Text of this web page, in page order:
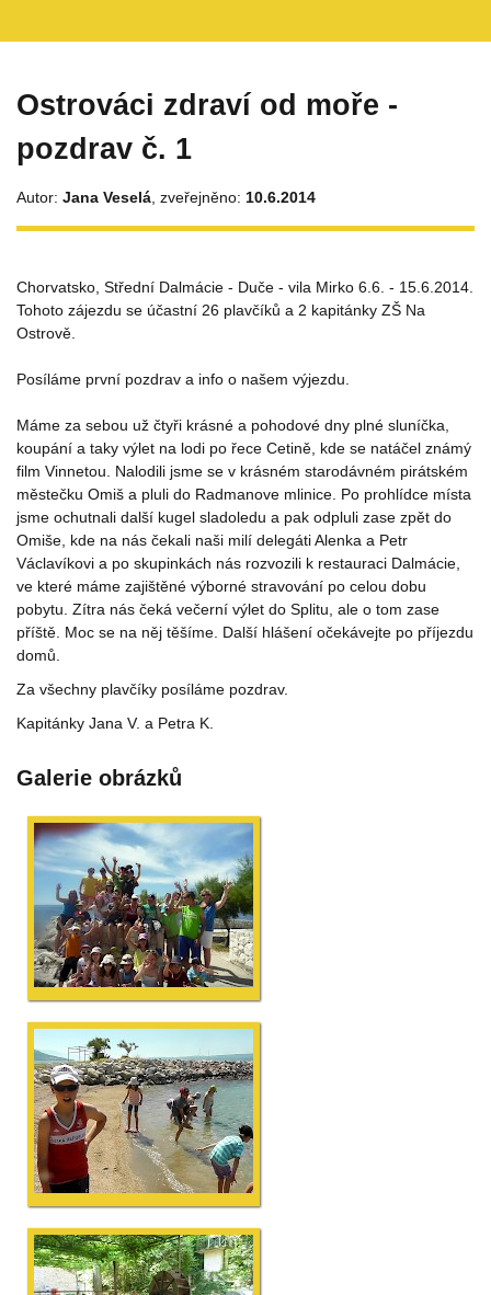
Ostrováci zdraví od moře -
pozdrav č. 1
Autor: Jana Veselá , zveřejněno: 10.6.2014
Chorvatsko, Střední Dalmácie - Duče - vila Mirko 6.6. - 15.6.2014.
Tohoto zájezdu se účastní 26 plavčíků a 2 kapitánky ZŠ Na
Ostrově.
Posíláme první pozdrav a info o našem výjezdu.
Máme za sebou už čtyři krásné a pohodové dny plné sluníčka,
koupání a taky výlet na lodi po řece Cetině, kde se natáčel známý
film Vinnetou. Nalodili jsme se v krásném starodávném pirátském
městečku Omiš a pluli do Radmanove mlinice. Po prohlídce místa
jsme ochutnali další kugel sladoledu a pak odpluli zase zpět do
Omiše, kde na nás čekali naši milí delegáti Alenka a Petr
Václavíkovi a po skupinkách nás rozvozili k restauraci Dalmácie,
ve které máme zajištěné výborné stravování po celou dobu
pobytu. Zítra nás čeká večerní výlet do Splitu, ale o tom zase
příště. Moc se na něj těšíme. Další hlášení očekávejte po příjezdu
domů.
Za všechny plavčíky posíláme pozdrav.
Kapitánky Jana V. a Petra K.
Galerie obrázků